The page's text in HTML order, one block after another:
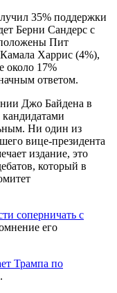
35% поддержки
Берни Сандерс с
Пит
Харрис (4%),
около 17%
ответом.
Джо Байдена в
Ни один из
вице-президента
издание, это
который в
соперничать с
его
Трампа по